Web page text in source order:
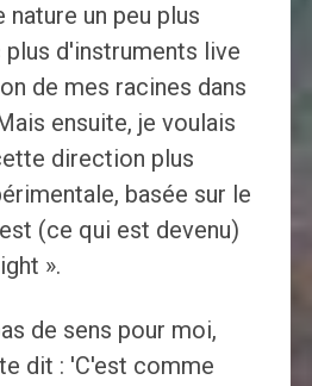
nature un peu plus
plus d'instruments live
de mes racines dans
ensuite, je voulais
direction plus
basée sur le
(ce qui est devenu)
».
de sens pour moi,
dit : 'C'est comme